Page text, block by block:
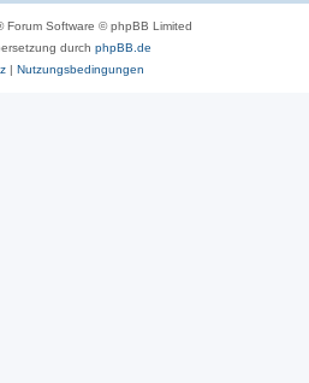
Forum Software © phpBB Limited
durch phpBB.de
| Nutzungsbedingungen